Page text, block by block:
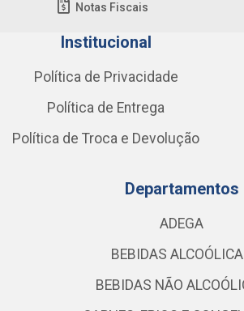
Notas Fiscais
Institucional
Política de Privacidade
Política de Entrega
Política de Troca e Devolução
Departamentos
ADEGA
BEBIDAS
BEBIDAS NÃO